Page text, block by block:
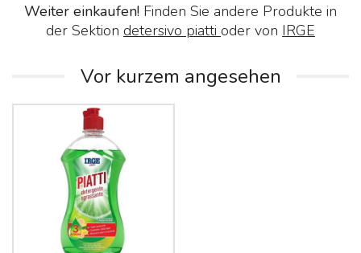
Weiter einkaufen! Finden Sie andere Produkte in
der Sektion detersivo piatti oder von IRGE
Vor kurzem angesehen